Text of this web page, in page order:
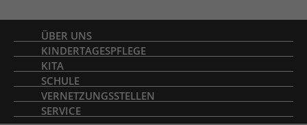
Inhaltsverzeichnis
ÜBER UNS
KINDERTAGESPFLEGE
KITA
SCHULE
VERNETZUNGSSTELLEN
SERVICE